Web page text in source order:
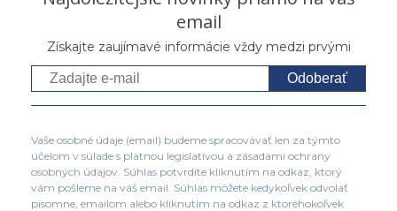
email
Získajte zaujímavé informácie vždy medzi prvými
Odoberať
Vaše osobné údaje (email) budeme spracovávať len za týmto
účelom v súlade s platnou legislatívou a zásadami ochrany
osobných údajov. Súhlas potvrdíte kliknutím na odkaz, ktorý
vám pošleme na váš email. Súhlas môžete kedykoľvek odvolať
písomne, emailom alebo kliknutím na odkaz z ktoréhokoľvek